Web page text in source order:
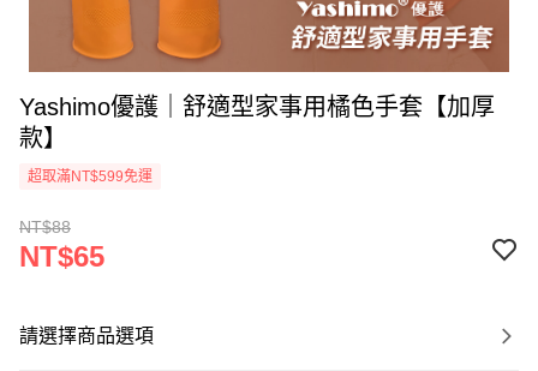
Yashimo優護｜舒適型家事用橘色手套【加厚
款】
超取滿NT$599免運
NT$88
NT$65
請選擇商品選項